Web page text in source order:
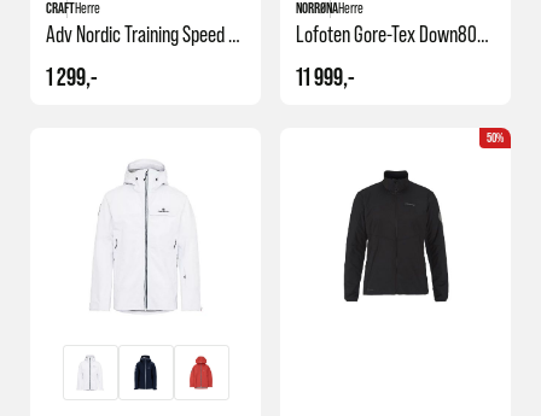
CRAFTHerre
Adv Nordic Training Speed Vest
1 299,-
NORRØNAHerre
Lofoten Gore-Tex Down800 Jacket M's
11 999,-
50%